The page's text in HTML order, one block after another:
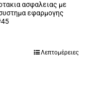
ασφαλειας με
εφαρμογης
Λεπτομέρειες